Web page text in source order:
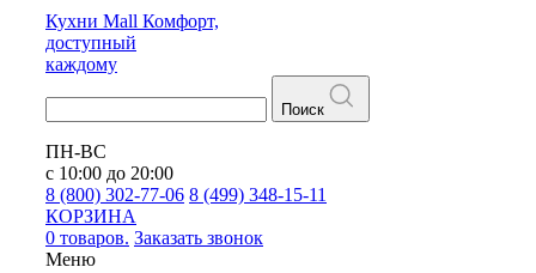
Кухни Mall Комфорт,
доступный
каждому
Поиск
ПН-ВС
с 10:00 до 20:00
8 (800) 302-77-06 8 (499) 348-15-11
КОРЗИНА
0 товаров. Заказать звонок
Меню